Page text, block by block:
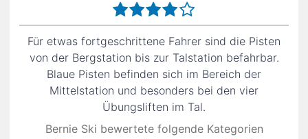
Für etwas fortgeschrittene Fahrer sind die Pisten
von der Bergstation bis zur Talstation befahrbar.
Blaue Pisten befinden sich im Bereich der
Mittelstation und besonders bei den vier
Übungsliften im Tal.
Bernie Ski bewertete folgende Kategorien